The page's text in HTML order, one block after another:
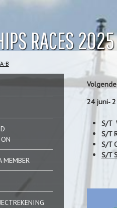
RACES 2025
B
MEMBER
24 juni-
S/T
S/T
S/T
S/T